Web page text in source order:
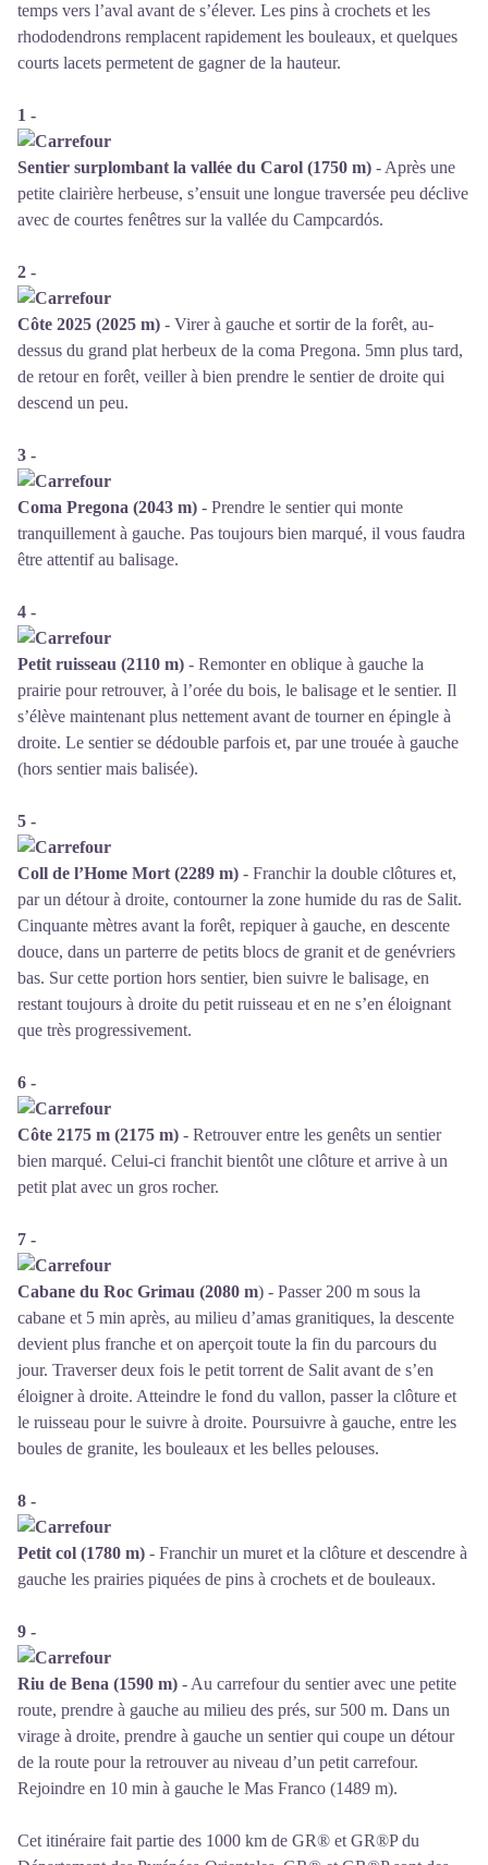
temps vers l’aval avant de s’élever. Les pins à crochets et les
rhododendrons remplacent rapidement les bouleaux, et quelques
courts lacets permetent de gagner de la hauteur.
1 -
Sentier surplombant la vallée du Carol (1750 m) - Après une
petite clairière herbeuse, s’ensuit une longue traversée peu déclive
avec de courtes fenêtres sur la vallée du Campcardόs.
2 -
Côte 2025 (2025 m) - Virer à gauche et sortir de la forêt, au-
dessus du grand plat herbeux de la coma Pregona. 5mn plus tard,
de retour en forêt, veiller à bien prendre le sentier de droite qui
descend un peu.
3 -
Coma Pregona (2043 m) - Prendre le sentier qui monte
tranquillement à gauche. Pas toujours bien marqué, il vous faudra
être attentif au balisage.
4 -
Petit ruisseau (2110 m) - Remonter en oblique à gauche la
prairie pour retrouver, à l’orée du bois, le balisage et le sentier. Il
s’élève maintenant plus nettement avant de tourner en épingle à
droite. Le sentier se dédouble parfois et, par une trouée à gauche
(hors sentier mais balisée).
5 -
Coll de l’Home Mort (2289 m) - Franchir la double clôtures et,
par un détour à droite, contourner la zone humide du ras de Salit.
Cinquante mètres avant la forêt, repiquer à gauche, en descente
douce, dans un parterre de petits blocs de granit et de genévriers
bas. Sur cette portion hors sentier, bien suivre le balisage, en
restant toujours à droite du petit ruisseau et en ne s’en éloignant
que très progressivement.
6 -
Côte 2175 m (2175 m) - Retrouver entre les genêts un sentier
bien marqué. Celui-ci franchit bientôt une clôture et arrive à un
petit plat avec un gros rocher.
7 -
Cabane du Roc Grimau (2080 m) - Passer 200 m sous la
cabane et 5 min après, au milieu d’amas granitiques, la descente
devient plus franche et on aperçoit toute la fin du parcours du
jour. Traverser deux fois le petit torrent de Salit avant de s’en
éloigner à droite. Atteindre le fond du vallon, passer la clôture et
le ruisseau pour le suivre à droite. Poursuivre à gauche, entre les
boules de granite, les bouleaux et les belles pelouses.
8 -
Petit col (1780 m) - Franchir un muret et la clôture et descendre à
gauche les prairies piquées de pins à crochets et de bouleaux.
9 -
Riu de Bena (1590 m) - Au carrefour du sentier avec une petite
route, prendre à gauche au milieu des prés, sur 500 m. Dans un
virage à droite, prendre à gauche un sentier qui coupe un détour
de la route pour la retrouver au niveau d’un petit carrefour.
Rejoindre en 10 min à gauche le Mas Franco (1489 m).
Cet itinéraire fait partie des 1000 km de GR® et GR®P du